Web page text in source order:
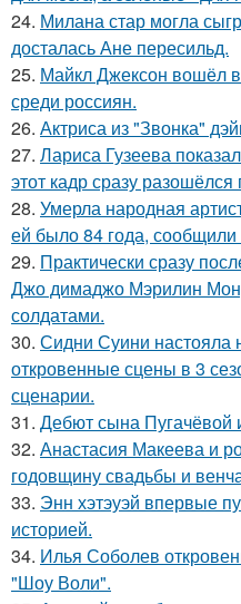
24. Милана стар могла
досталась Ане пересильд.
25. Майкл Джексон вошёл
среди россиян.
26. Актриса из "Звонка"
27. Лариса Гузеева
этот кадр сразу разошёлся
28. Умерла народная
ей было 84 года, сообщили
29. Практически сразу
Джо димаджо Мэрилин
солдатами.
30. Сидни Суини настояла
откровенные сцены в 3
сценарии.
31. Дебют сына Пугачёвой
32. Анастасия Макеева и
годовщину свадьбы и
33. Энн хэтэуэй впервые
историей.
34. Илья Соболев
"Шоу Воли".